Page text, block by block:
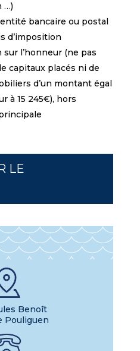
…)
bancaire ou postal
d’imposition
l’honneur (ne pas
capitaux placés ni de
d’un montant égal
à 15 245€), hors
LE
Benoît
Pouliguen